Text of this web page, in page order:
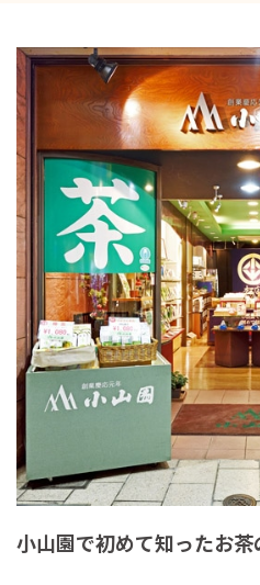
小山園で初めて知ったお茶